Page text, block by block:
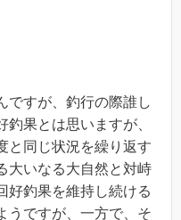
ですが、釣行の際誰し
釣果とは思いますが、
と同じ状況を繰り返す
大いなる大自然と対峙
好釣果を維持し続ける
うですが、一方で、そ